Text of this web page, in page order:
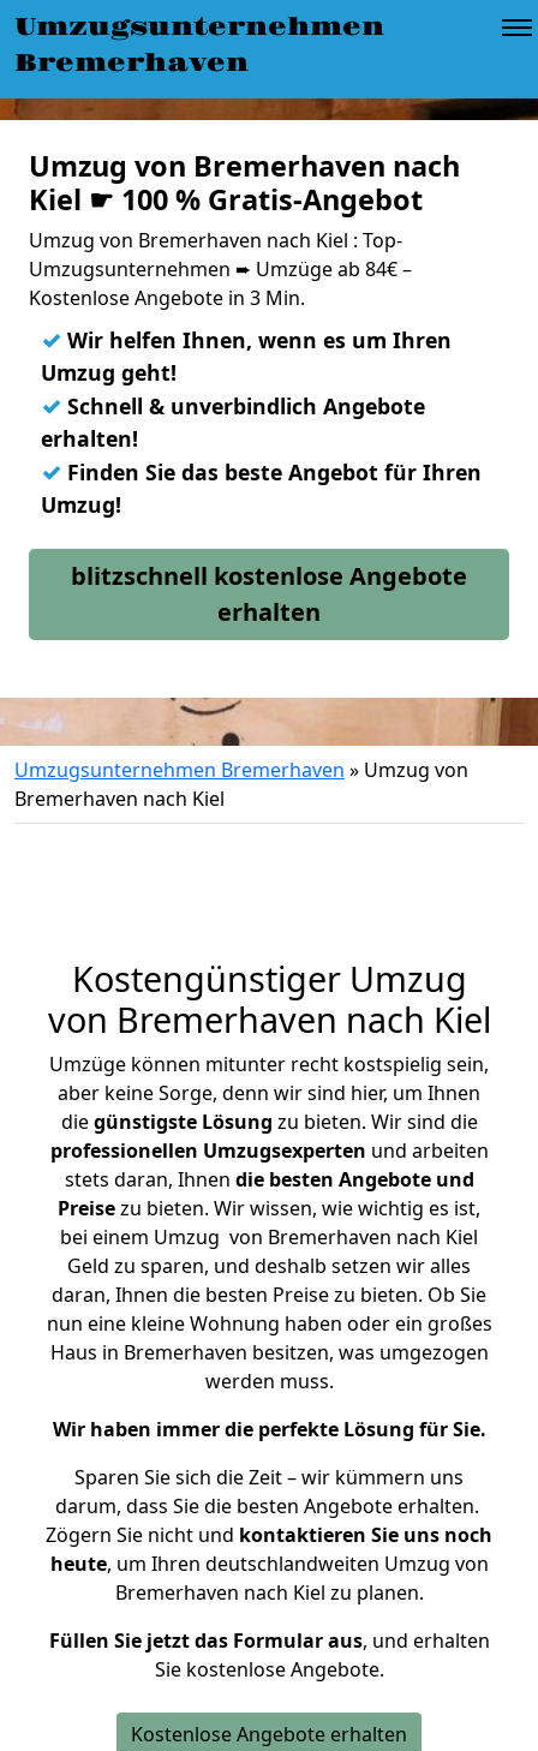
Umzugsunternehmen
Bremerhaven
Umzug von Bremerhaven nach
Kiel ☛ 100 % Gratis-Angebot
Umzug von Bremerhaven nach Kiel : Top-
Umzugsunternehmen ➨ Umzüge ab 84€ –
Kostenlose Angebote in 3 Min.
✓ Wir helfen Ihnen, wenn es um Ihren
Umzug geht!
✓ Schnell & unverbindlich Angebote
erhalten!
✓ Finden Sie das beste Angebot für Ihren
Umzug!
blitzschnell kostenlose Angebote
erhalten
Umzugsunternehmen Bremerhaven » Umzug von
Bremerhaven nach Kiel
Kostengünstiger Umzug
von Bremerhaven nach Kiel
Umzüge können mitunter recht kostspielig sein,
aber keine Sorge, denn wir sind hier, um Ihnen
diegünstigste Lösung zu bieten. Wir sind die
professionellen Umzugsexperten und arbeiten
stets daran, Ihnen die besten Angebote und
Preisezu bieten. Wir wissen, wie wichtig es ist,
bei einem Umzug von Bremerhaven nach Kiel
Geld zu sparen, und deshalb setzen wir alles
daran, Ihnen die besten Preise zu bieten. Ob Sie
nun eine kleine Wohnung haben oder ein großes
Haus in Bremerhaven besitzen, was umgezogen
werden muss.
Wir haben immer die perfekte Lösung für Sie.
Sparen Sie sich die Zeit – wir kümmern uns
darum, dass Sie die besten Angebote erhalten.
Zögern Sie nicht und kontaktieren Sie uns noch
heute, um Ihren deutschlandweiten Umzug von
Bremerhaven nach Kiel zu planen.
Füllen Sie jetzt das Formular aus, und erhalten
Sie kostenlose Angebote.
Kostenlose Angebote erhalten